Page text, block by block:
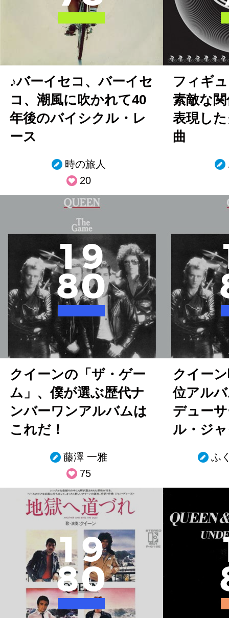
♪バーイセコ、バーイセ
コ、潮風に吹かれて40
年後のバイシクル・レ
ース
時の旅人
20
フィギ
素敵な
表現し
曲
19
80
クイーンの「ザ・ゲー
ム」、僕が選ぶ歴代ナ
ンバーワンアルバムは
これだ！
藤澤 一雅
75
クイー
位アル
デュー
ル・ジ
ふ
1 9
80